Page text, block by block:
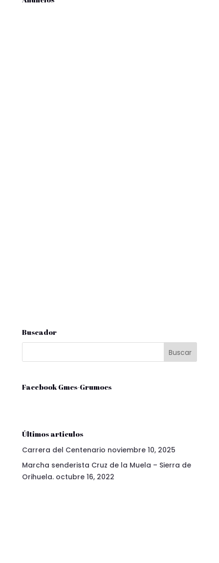
Buscador
Facebook Gmcs-Grumocs
Últimos articulos
Carrera del Centenario noviembre 10, 2025
Marcha senderista Cruz de la Muela – Sierra de
Orihuela. octubre 16, 2022